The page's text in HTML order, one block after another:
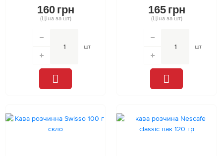
160 грн
(Ціна за шт)
шт
165 грн
(Ціна за шт)
шт